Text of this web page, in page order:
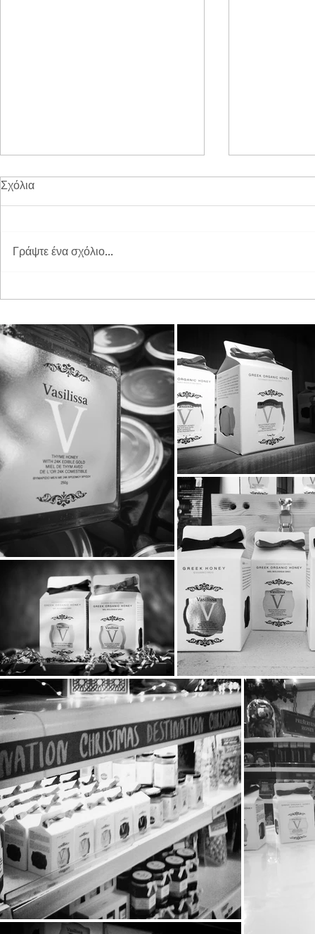
Exports Awards 2026
ξεχωριστή
Σχόλια
Γράψτε ένα σχόλιο...